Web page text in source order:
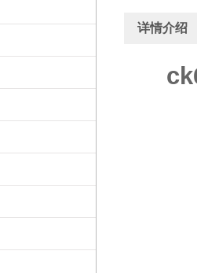
详情介绍